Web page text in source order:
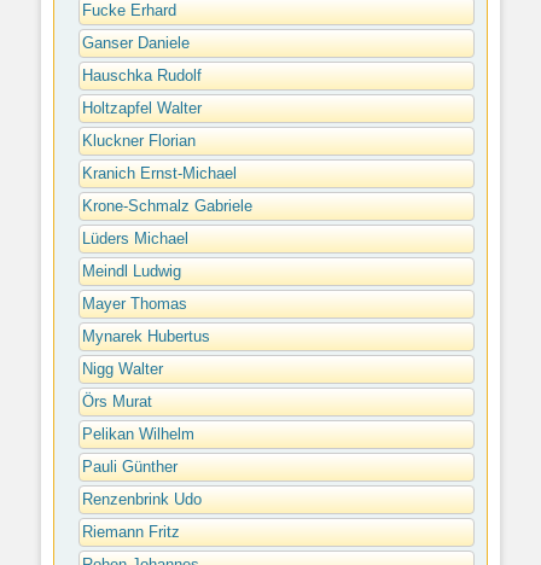
Fucke Erhard
Ganser Daniele
Hauschka Rudolf
Holtzapfel Walter
Kluckner Florian
Kranich Ernst-Michael
Krone-Schmalz Gabriele
Lüders Michael
Meindl Ludwig
Mayer Thomas
Mynarek Hubertus
Nigg Walter
Örs Murat
Pelikan Wilhelm
Pauli Günther
Renzenbrink Udo
Riemann Fritz